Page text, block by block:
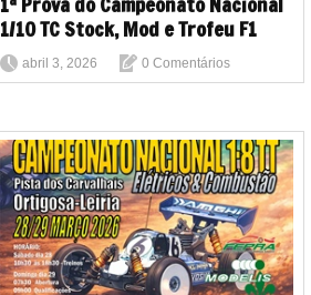
1/10 TC Stock, Mod e Trofeu F1
abril 3, 2026 0 Comentários